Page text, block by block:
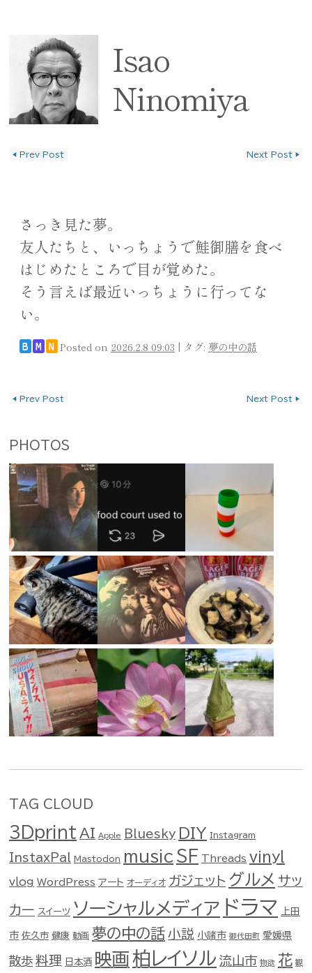
Isao
Ninomiya
◀ Prev Post Next Post ▶
さっき見た夢。
友人たちと、いっちょうで鮭御膳を食べ
はじめたところで目が覚めた。
そう言えば最近いっちょうに行ってな
い。
B M N Posted on 2026.2.8 09:03 | タグ: 夢の中の話
◀ Prev Post Next Post ▶
PHOTOS
TAG CLOUD
3Dprint AI Apple Bluesky DIY Instagram
InstaxPal Mastodon music SF Threads vinyl
vlog WordPress アート オーディオ ガジェット グルメ サッ
カー スイーツ ソーシャルメディア ドラマ 上田
市 佐久市 健康 動画 夢の中の話 小説 小諸市 御代田町 愛媛県
散歩 料理 日本酒 映画 柏レイソル 流山市 物欲 花 観